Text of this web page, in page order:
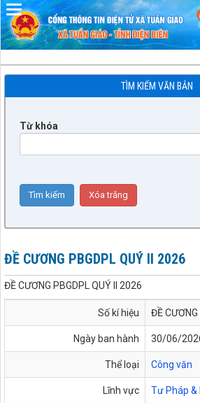
TÌM KIẾM VĂN BẢN
Từ khóa
ĐỀ CƯƠNG PBGDPL QUÝ II 2026
ĐỀ CƯƠNG PBGDPL QUÝ II 2026
Số kí hiệu ĐỀ
Ngày ban hành 30/06/
Thể loại Công văn
Lĩnh vực Tư Pháp &
Đã kết nối EMC